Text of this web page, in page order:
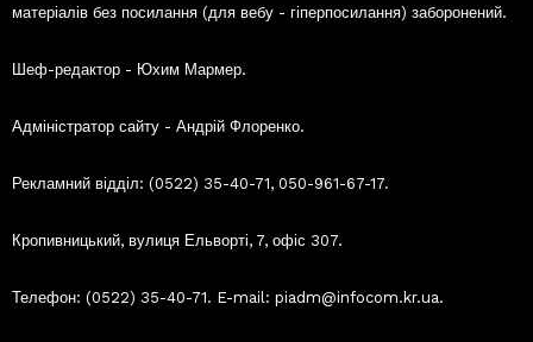
матеріалів без посилання (для вебу - гіперпосилання) заборонений.
Шеф-редактор - Юхим Мармер.
Адміністратор сайту - Андрій Флоренко.
Рекламний відділ: (0522) 35-40-71, 050-961-67-17.
Кропивницький, вулиця Ельворті, 7, офіс 307.
Телефон: (0522) 35-40-71. E-mail: piadm@infocom.kr.ua.